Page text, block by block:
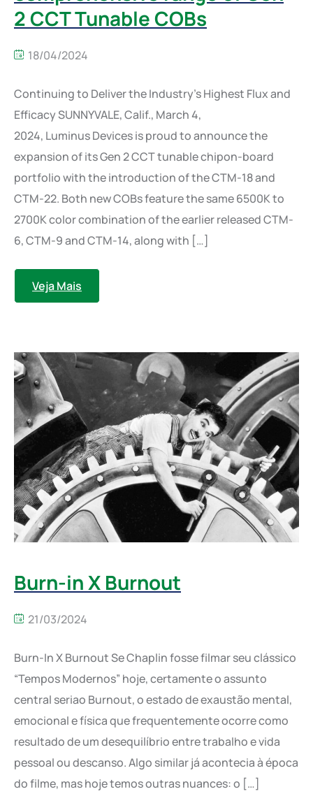
2 CCT Tunable COBs
18/04/2024
Continuing to Deliver the Industry’s Highest Flux and
Efficacy SUNNYVALE, Calif., March 4,
2024, Luminus Devices is proud to announce the
expansion of its Gen 2 CCT tunable chipon-board
portfolio with the introduction of the CTM-18 and
CTM-22. Both new COBs feature the same 6500K to
2700K color combination of the earlier released CTM-
6, CTM-9 and CTM-14, along with […]
Veja Mais
Burn-in X Burnout
21/03/2024
Burn-In X Burnout Se Chaplin fosse filmar seu clássico
“Tempos Modernos” hoje, certamente o assunto
central seriao Burnout, o estado de exaustão mental,
emocional e física que frequentemente ocorre como
resultado de um desequilíbrio entre trabalho e vida
pessoal ou descanso. Algo similar já acontecia à época
do filme, mas hoje temos outras nuances: o […]